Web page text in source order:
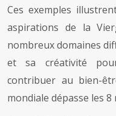
Ces exemples
aspirations de la
nombreux domaines
et sa créativité
contribuer au bien-
mondiale dépasse les 8